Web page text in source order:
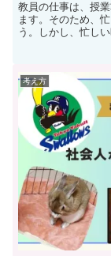
教員の仕事は、授
ます。そのため、
う。しかし、忙し
考え方